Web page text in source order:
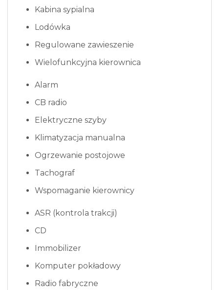
Kabina sypialna
Lodówka
Regulowane zawieszenie
Wielofunkcyjna kierownica
Alarm
CB radio
Elektryczne szyby
Klimatyzacja manualna
Ogrzewanie postojowe
Tachograf
Wspomaganie kierownicy
ASR (kontrola trakcji)
CD
Immobilizer
Komputer pokładowy
Radio fabryczne